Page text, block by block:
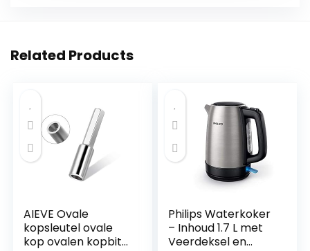
Related Products
AIEVE Ovale
kopsleutel ovale
kop ovalen kopbit
Philips Waterkoker
– Inhoud 1.7 L met
Veerdeksel en